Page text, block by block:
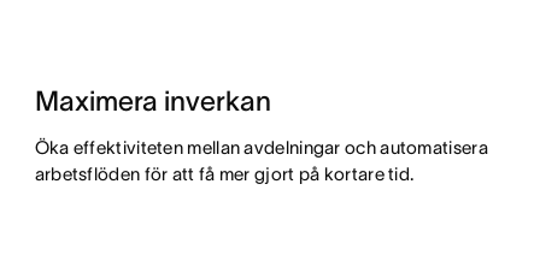
Maximera inverkan
Öka effektiviteten mellan avdelningar och automatisera
arbetsflöden för att få mer gjort på kortare tid.